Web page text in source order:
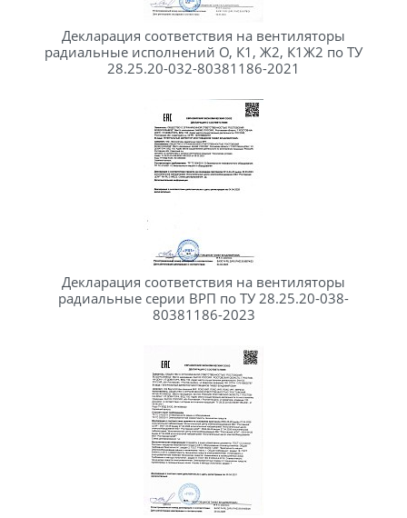
Декларация соответствия на вентиляторы
радиальные исполнений О, К1, Ж2, К1Ж2 по ТУ
28.25.20-032-80381186-2021
Декларация соответствия на вентиляторы
радиальные серии ВРП по ТУ 28.25.20-038-
80381186-2023